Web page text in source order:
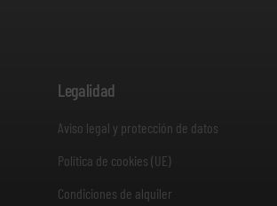
Legalidad
Aviso legal y protección de datos
Política de cookies (UE)
Condiciones de alquiler